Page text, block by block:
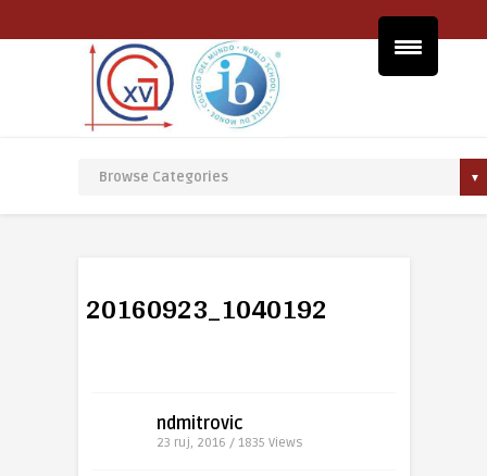
20160923_1040192
ndmitrovic
23 ruj, 2016 / 1835 Views